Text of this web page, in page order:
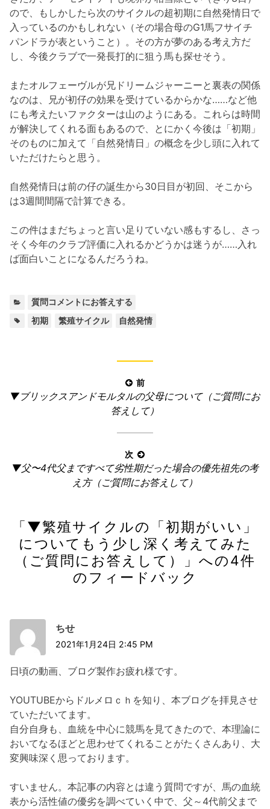
ので、もしかしたら次のサイクルの超初期に自然発情日で
入っているのかもしれない（その場合母のG1馬フサイチ
パンドラが表ということ）。その方が夢のある考え方だ
し、今後クラブで一発長打的に狙う馬も探せそう。
またオルフェーヴルが兄ドリームジャーニーと裏表の関係
なのは、兄が初仔の効果を受けているからかな……など他
にも考えたいファクターは山のようにある。これらは時間
が解決してくれる面もあるので、とにかく今後は「初期」
そのものに加えて「自然発情日」の概念を少し頭に入れて
いただけたらと思う。
自然発情日は前の仔の誕生から30日目が初回、そこから
は3週間間隔で計算できる。
この件はまだちょっと言い足りていない感もするし、さっ
そく今年のクラブ評価に入れるかどうかは迷うが……入れ
ば面白いことになるんだろうね。
ゴ
質問コメントにお答えする
初期 繁殖サイクル 自然発情
稿
ー
ン
前
前
▼ブリックスアンドモルタルの父母について（ご質問にお
答えして）
次
次
▼父〜4代父まですべて劣性期だった場合の優先祖先の考
え方（ご質問にお答えして）
「▼繁殖サイクルの「初期がいい」
についてもう少し深く考えてみた
（ご質問にお答えして）
」への4件
のフィードバック
ちせ
2021年1月24日 2:45 PM
日頃の動画、ブログ製作お疲れ様です。
YOUTUBEからドルメロｃｈを知り、本ブログを拝見させ
ていただいてます。
自分自身も、血統を中心に競馬を見てきたので、本理論に
おいてなるほどと思わせてくれることがたくさんあり、大
変興味深く思っております。
すいません。本記事の内容とは違う質問ですが、馬の血統
表から活性値の優劣を調べていく中で、父～4代前父まで